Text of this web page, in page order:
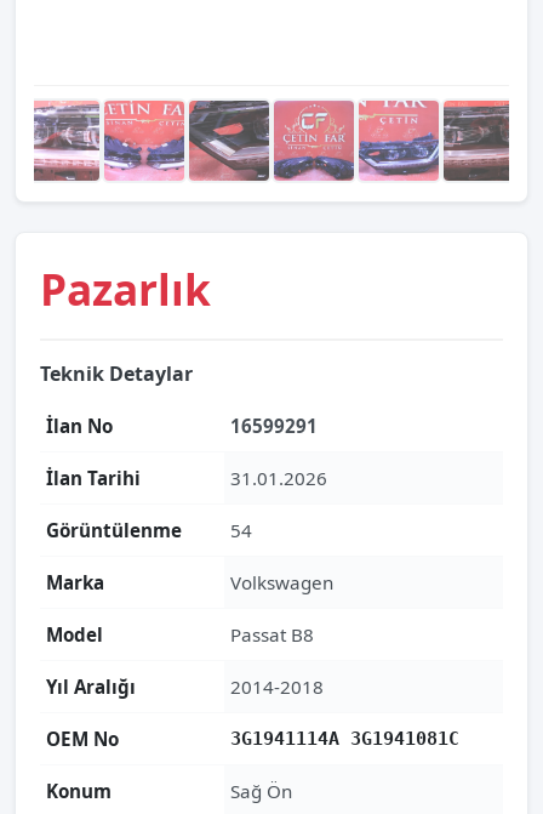
Pazarlık
Teknik Detaylar
İlan No 16599291
İlan Tarihi 31.01.2026
Görüntülenme 54
Marka Volkswagen
Model Passat B8
Yıl Aralığı 2014-2018
OEM No 3G1941114A 3G1941081C
Konum Sağ Ön